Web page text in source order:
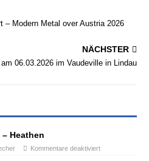
– Modern Metal over Austria 2026
NÄCHSTER
am 06.03.2026 im Vaudeville in Lindau
Heathen
Kommentare deaktiviert